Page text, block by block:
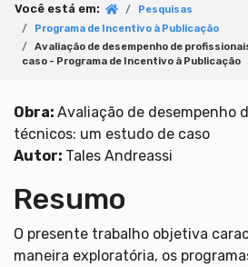
Você está em:
Pesquisas
Programa de Incentivo à Publicação
Avaliação de desempenho de
caso - Programa de Incentivo à Publicação
Obra: Avaliação de desempenho
técnicos: um estudo de caso
Autor: Tales Andreassi
Resumo
O presente trabalho objetiva
maneira exploratória, os